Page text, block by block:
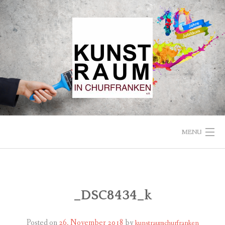
Skip
to
content
MENU
_DSC8434_k
Posted on26. November 2018 by